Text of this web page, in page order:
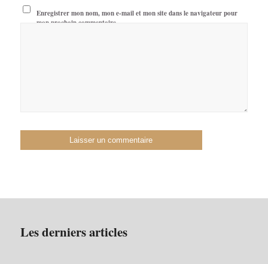
Enregistrer mon nom, mon e-mail et mon site dans le navigateur pour
mon prochain commentaire.
Les derniers articles